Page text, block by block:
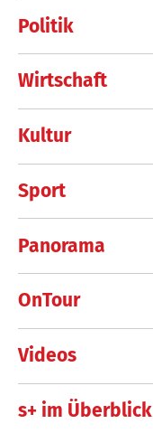
Politik
Wirtschaft
Kultur
Sport
Panorama
OnTour
Videos
s+ im Überblick